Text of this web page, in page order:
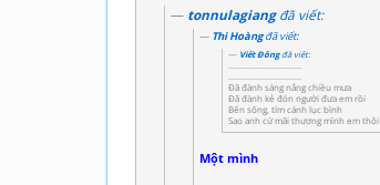
tonnulagiangđã viết:
Thi Hoàngđã viết:
Viết Đôngđã viết:
.................................
.................................
Đã đành sáng nắng chiều mưa
Đã đành kẻ đón người đưa em rồi
Bến sông, tím cánh lục bình
Sao anh cứ mãi thương mình em thôi
Một mình